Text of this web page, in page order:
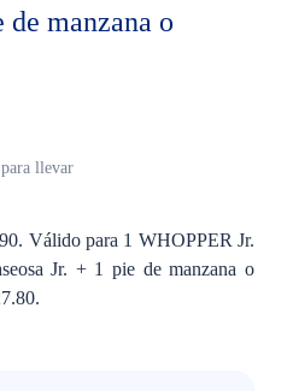
de manzana o
llevar
Válido para 1 WHOPPER Jr.
Jr. + 1 pie de manzana o